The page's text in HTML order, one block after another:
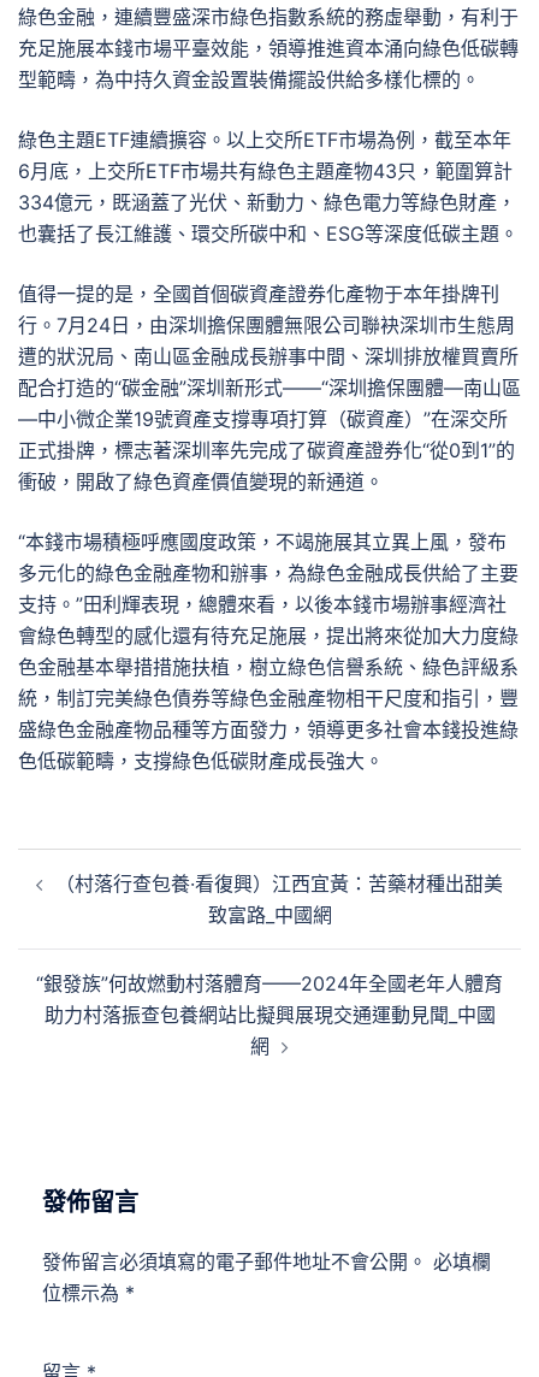
綠色金融，連續豐盛深市綠色指數系統的務虛舉動，有利于
充足施展本錢市場平臺效能，領導推進資本涌向綠色低碳轉
型範疇，為中持久資金設置裝備擺設供給多樣化標的。
綠色主題ETF連續擴容。以上交所ETF市場為例，截至本年
6月底，上交所ETF市場共有綠色主題產物43只，範圍算計
334億元，既涵蓋了光伏、新動力、綠色電力等綠色財產，
也囊括了長江維護、環交所碳中和、ESG等深度低碳主題。
值得一提的是，全國首個碳資產證券化產物于本年掛牌刊
行。7月24日，由深圳擔保團體無限公司聯袂深圳市生態周
遭的狀況局、南山區金融成長辦事中間、深圳排放權買賣所
配合打造的“碳金融”深圳新形式——“深圳擔保團體—南山區
—中小微企業19號資產支撐專項打算（碳資產）”在深交所
正式掛牌，標志著深圳率先完成了碳資產證券化“從0到1”的
衝破，開啟了綠色資產價值變現的新通道。
“本錢市場積極呼應國度政策，不竭施展其立異上風，發布
多元化的綠色金融產物和辦事，為綠色金融成長供給了主要
支持。”田利輝表現，總體來看，以後本錢市場辦事經濟社
會綠色轉型的感化還有待充足施展，提出將來從加大力度綠
色金融基本舉措措施扶植，樹立綠色信譽系統、綠色評級系
統，制訂完美綠色債券等綠色金融產物相干尺度和指引，豐
盛綠色金融產物品種等方面發力，領導更多社會本錢投進綠
色低碳範疇，支撐綠色低碳財產成長強大。
章
（村落行查包養·看復興）江西宜黃：苦藥材種出甜美
致富路_中國網
“銀發族”何故燃動村落體育——2024年全國老年人體育
助力村落振查包養網站比擬興展現交通運動見聞_中國
網
發佈留言
發佈留言必須填寫的電子郵件地址不會公開。 必填欄
位標示為 *
留言 *